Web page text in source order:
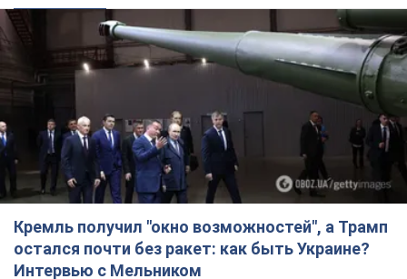
Мнение о том, что у России закончатся баллистические
ракеты, крайне опасно, подчеркнул эксперт
4 години тому 24,7 т.
Украина заключила соглашения о ежемесячной
поставке ракет для системы Patriot из США:
Зеленский раскрыл подробности
Киев также ведет активные переговоры с европейскими
партнерами
2 години тому
Заботилась об учениках и поддерживала